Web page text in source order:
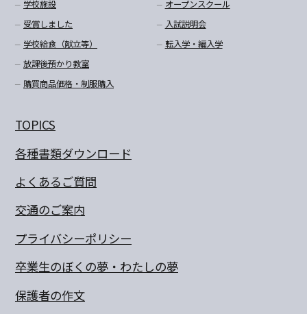
学校施設
受賞しました
学校給食（献立等）
放課後預かり教室
購買商品価格・制服購入
オープンスクール
入試説明会
転入学・編入学
TOPICS
各種書類ダウンロード
よくあるご質問
交通のご案内
プライバシーポリシー
卒業生のぼくの夢・わたしの夢
保護者の作文